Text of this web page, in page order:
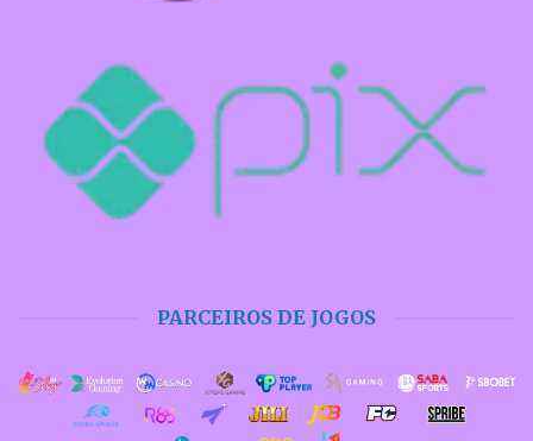
PARCEIROS DE JOGOS